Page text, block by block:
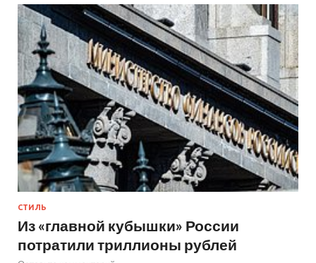
СТИЛЬ
Из «главной кубышки» России
потратили триллионы рублей